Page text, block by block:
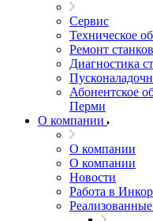
Сервис
Техническое
Ремонт
Диагностика
Абонентское
Перми
О компании
О компании
О компании
Новости
Работа в Инкор